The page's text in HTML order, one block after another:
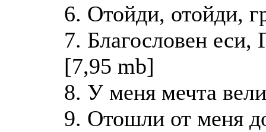
6. Отойди, отойди,
7. Благословен
[7,95 mb]
8. У меня мечта
9. Отошли от меня